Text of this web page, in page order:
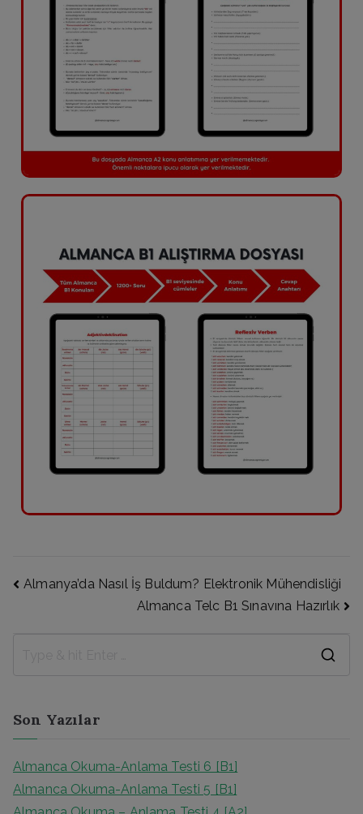
Almanya’da Nasıl İş Buldum? Elektronik Mühendisliği
Almanca Telc B1 Sınavına Hazırlık
Son Yazılar
Almanca Okuma-Anlama Testi 6 [B1]
Almanca Okuma-Anlama Testi 5 [B1]